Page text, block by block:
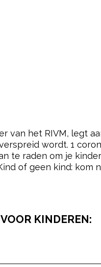
van het RIVM, legt
wordt. 1
te raden om je
of geen kind:
KINDEREN: